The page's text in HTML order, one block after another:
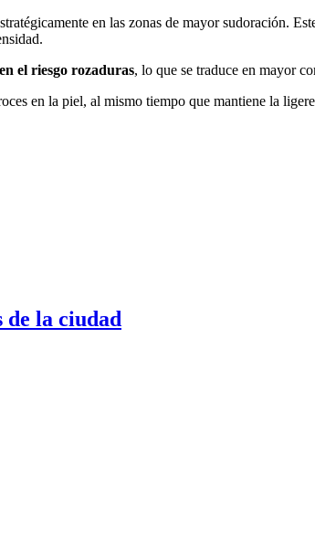
en las zonas de mayor sudoración.
el riesgo rozaduras, lo que se traduce en mayor
en la piel, al mismo tiempo que mantiene la
la ciudad